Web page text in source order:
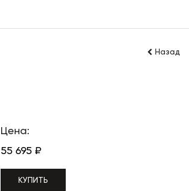
Назад
Цена:
55 695 ₽
КУПИТЬ